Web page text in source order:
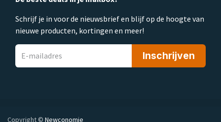
Schrijf je in voor de nieuwsbrief en blijf op de hoogte van
nieuwe producten, kortingen en meer!
Inschrijven
Copyright © Newconomie